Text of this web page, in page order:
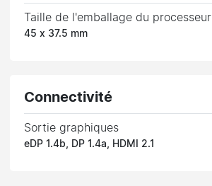
Taille de l'emballage du processeur
45 x 37.5 mm
Connectivité
Sortie graphiques
eDP 1.4b, DP 1.4a, HDMI 2.1